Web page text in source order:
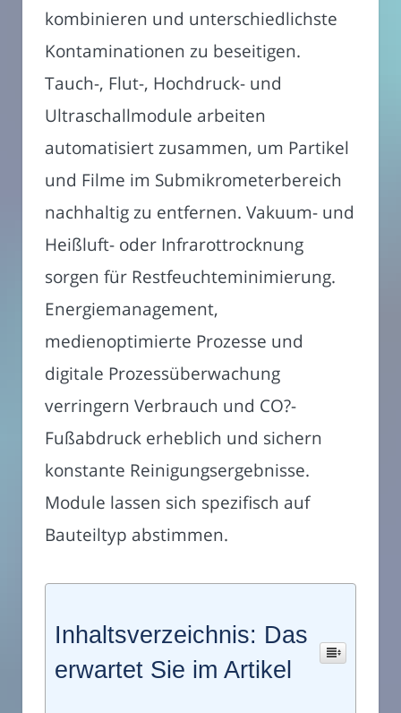
kombinieren und unterschiedlichste
Kontaminationen zu beseitigen.
Tauch-, Flut-, Hochdruck- und
Ultraschallmodule arbeiten
automatisiert zusammen, um Partikel
und Filme im Submikrometerbereich
nachhaltig zu entfernen. Vakuum- und
Heißluft- oder Infrarottrocknung
sorgen für Restfeuchteminimierung.
Energiemanagement,
medienoptimierte Prozesse und
digitale Prozessüberwachung
verringern Verbrauch und CO?-
Fußabdruck erheblich und sichern
konstante Reinigungsergebnisse.
Module lassen sich spezifisch auf
Bauteiltyp abstimmen.
Inhaltsverzeichnis: Das
erwartet Sie im Artikel